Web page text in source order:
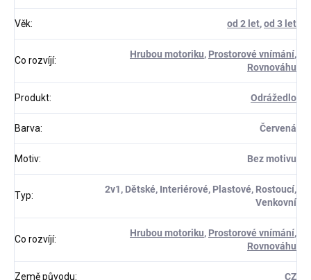
Věk: od 2 let,od 3 let
Co rozvíjí:
Hrubou motoriku, Prostorové vnímání,
Rovnováhu
Produkt: Odrážedlo
Barva: Červená
Motiv: Bez motivu
Typ:
2v1, Dětské, Interiérové, Plastové, Rostoucí,
Venkovní
Co rozvíjí:
Hrubou motoriku, Prostorové vnímání,
Rovnováhu
Země původu: CZ